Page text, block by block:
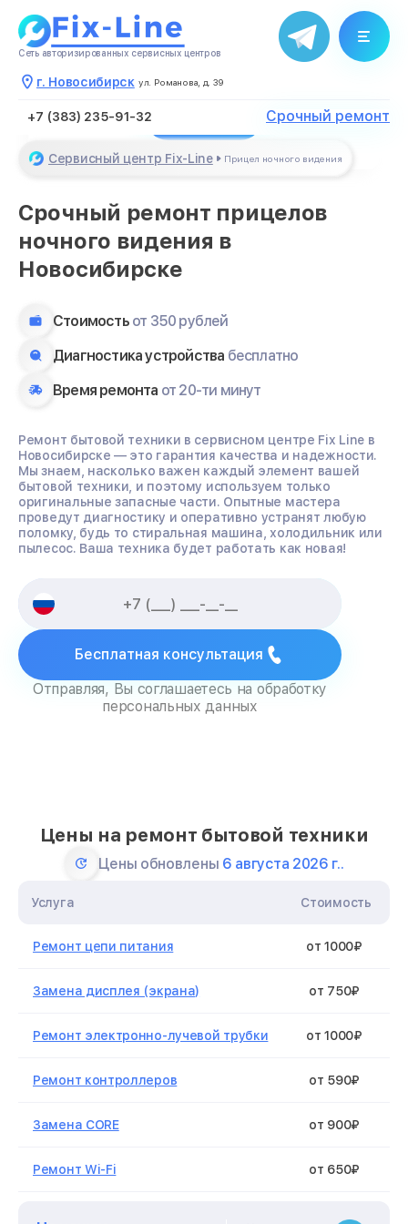
Сеть авторизированных сервисных центров
г. Новосибирск ул. Романова, д. 39
+7 (383) 235-91-32 Срочный ремонт
Сервисный центр Fix-Line Прицел ночного видения
Срочный ремонт прицелов
ночного видения в
Новосибирске
Стоимость от 350 рублей
Диагностика устройства бесплатно
Время ремонта от 20-ти минут
Ремонт бытовой техники в сервисном центре Fix Line в
Новосибирске — это гарантия качества и надежности.
Мы знаем, насколько важен каждый элемент вашей
бытовой техники, и поэтому используем только
оригинальные запасные части. Опытные мастера
проведут диагностику и оперативно устранят любую
поломку, будь то стиральная машина, холодильник или
пылесос. Ваша техника будет работать как новая!
Бесплатная консультация
Отправляя, Вы соглашаетесь на обработку
персональных данных
Цены на ремонт бытовой техники
Цены обновлены 6 августа 2026 г..
Услуга Стоимость
Ремонт цепи питания от 1000₽
Замена дисплея (экрана) от 750₽
Ремонт электронно-лучевой трубки от 1000₽
Ремонт контроллеров от 590₽
Замена CORE от 900₽
Ремонт Wi-Fi от 650₽
Благодарим за обращение
Менеджер свяжется с Вами в
течение нескольких минут